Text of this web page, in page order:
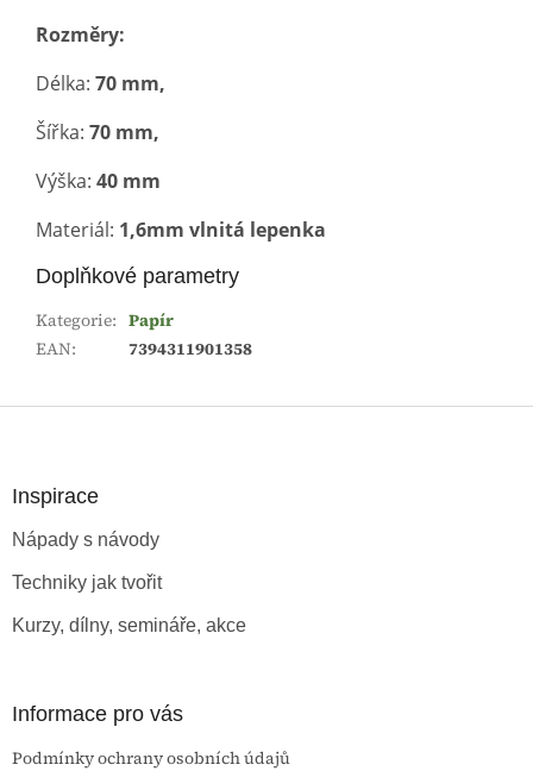
Rozměry:
Délka: 70 mm,
Šířka: 70 mm,
Výška: 40 mm
Materiál: 1,6mm vlnitá lepenka
Doplňkové parametry
Kategorie: Papír
EAN: 7394311901358
Inspirace
Nápady s návody
Techniky jak tvořit
Kurzy, dílny, semináře, akce
Informace pro vás
Podmínky ochrany osobních údajů